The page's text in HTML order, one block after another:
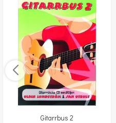
Gitarrbus 2